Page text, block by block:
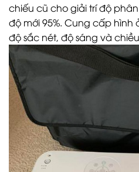
chiếu cũ cho giải trí độ phân
độ mới 95%. Cung cấp
độ sắc nét, độ sáng và